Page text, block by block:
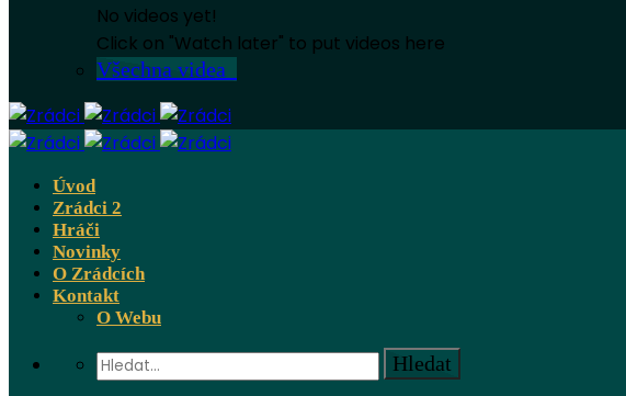
No videos yet!
Click on "Watch later" to put videos here
Všechna videa
Úvod
Zrádci 2
Hráči
Novinky
O Zrádcích
Kontakt
O Webu